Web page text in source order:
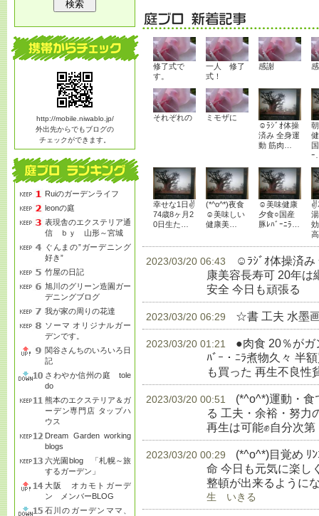
http://mobile.niwablo.jp/
外出先からでもブログの
チェックができます。
Ruiのガーデンライフ
leonの庭
表現舎のエクステリア通
信 ｂｙ 山形～宮城
ぐんまの”ガーデニング
好き”
竹屋の日記
旭川のグリーン造園ガー
デニングブログ
我が家の周りの花達
ソーマ オリジナルガー
デンです。
関谷さんちのいろいろ日
記
さわやか信州の庭 tole
do
熊本のエクステリア＆ガ
ーデン専門店 タップハ
ウス
Dream Garden working
blogs
六光園blog 「札幌～旅
するガーデン」
大阪 オカモトガーデ
ン メンバーBLOG
石川のガーデンママ、
修了式で
す。
一人 修了
式！
感謝
それぞれの
ミモザに
☺ﾗｼﾞｵ体操
済み 全身運
動 筋肉…
ｰ
幸せな1日✌
74歳8ヶ月2
0日生た…
(*^o^*)夜食
☺美味しい
健康美…
☺美味健康
夕食○国産
豚ﾚﾊﾞｰﾆﾗ…
✌
2023/03/20 06:43
☺ﾗｼﾞｵ体操済み
康美容長寿可 20年は
安全 今日も頑張る
2023/03/20 06:29 ☆書 工夫 水墨
2023/03/20 01:21
●肉食 20％がガ
ﾊﾞｰ・ﾆﾗ煮物久々 半
も買った 再生不良性
2023/03/20 00:51
(*^o^*)運動・
る 工夫・余裕・努力
再生は可能✊自分次第
2023/03/20 00:29
(*^o^*)目覚め ﾘ
命 今日も元気に楽し
整頓が出来るように
生 いきる